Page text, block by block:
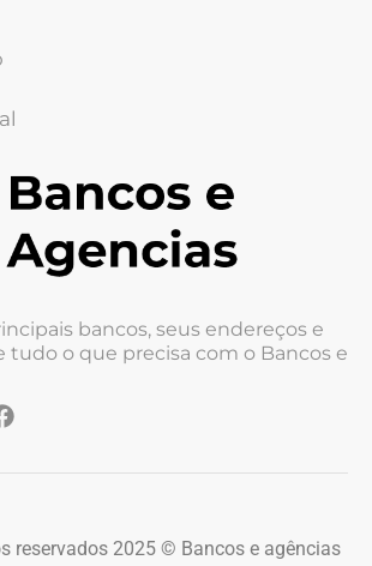
bancos, seus endereços e
tudo o que precisa com o Bancos e
reservados 2025 © Bancos e agências